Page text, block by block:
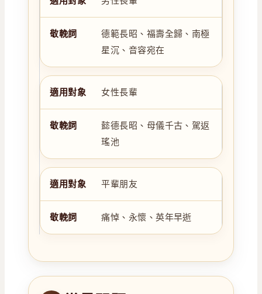
德範長昭、福壽全歸、南極
星沉、音容宛在
女性長輩
懿德長昭、母儀千古、駕返
瑤池
平輩朋友
痛悼、永懷、英年早逝